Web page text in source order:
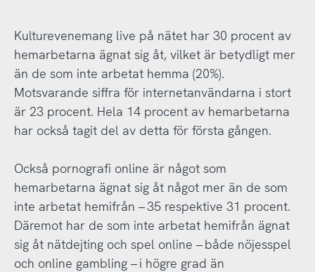
Kulturevenemang live på nätet har 30 procent av
hemarbetarna ägnat sig åt, vilket är betydligt mer
än de som inte arbetat hemma (20%).
Motsvarande siffra för internetanvändarna i stort
är 23 procent. Hela 14 procent av hemarbetarna
har också tagit del av detta för första gången.
Också pornografi online är något som
hemarbetarna ägnat sig åt något mer än de som
inte arbetat hemifrån – 35 respektive 31 procent.
Däremot har de som inte arbetat hemifrån ägnat
sig åt nätdejting och spel online – både nöjesspel
och online gambling – i högre grad än